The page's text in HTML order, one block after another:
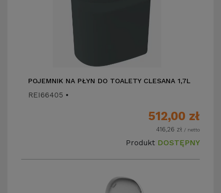
POJEMNIK NA PŁYN DO TOALETY CLESANA 1,7L
REI66405 •
512,00 zł
416,26 zł / netto
Produkt DOSTĘPNY